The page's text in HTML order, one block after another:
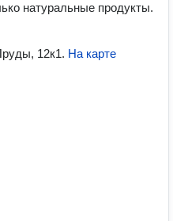
натуральные продукты.
12к1. На карте